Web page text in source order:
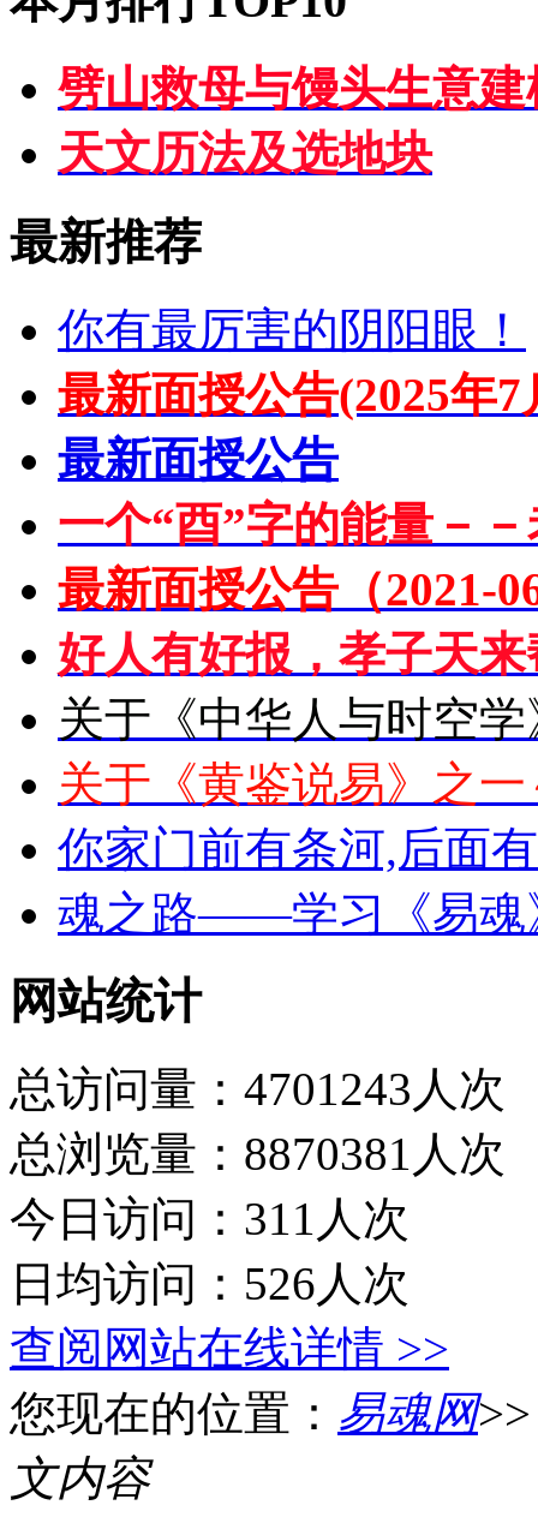
劈山救母与馒头生意建
天文历法及选地块
最新推荐
你有最厉害的阴阳眼！
最新面授公告(2025年
最新面授公告
一个“酉”字的能量－
最新面授公告（2021-
好人有好报，孝子天来
关于《中华人与时空
关于《黄鉴说易》之
你家门前有条河,后面
魂之路——学习《易
网站统计
总访问量：4701243人次
总浏览量：8870381人次
今日访问：311人次
日均访问：526人次
查阅网站在线详情 >>
您现在的位置： 易魂网
文内容